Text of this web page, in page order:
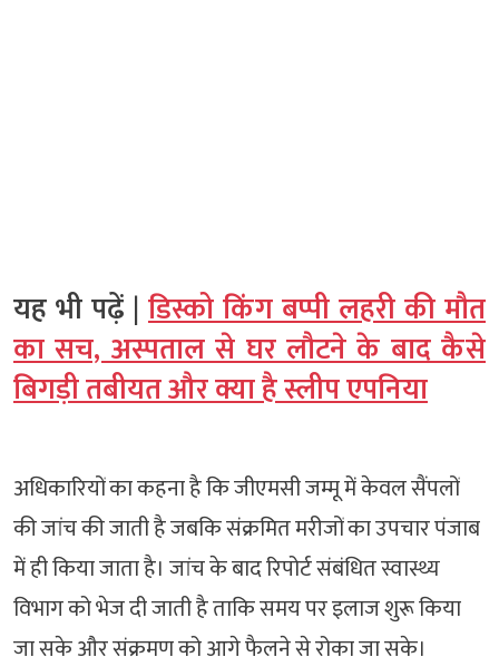
यह भी पढ़ें | डिस्को किंग बप्पी लहरी की मौत
का सच, अस्पताल से घर लौटने के बाद कैसे
बिगड़ी तबीयत और क्या है स्लीप एपनिया
अधिकारियों का कहना है कि जीएमसी जम्मू में केवल सैंपलों
की जांच की जाती है जबकि संक्रमित मरीजों का उपचार पंजाब
में ही किया जाता है। जांच के बाद रिपोर्ट संबंधित स्वास्थ्य
विभाग को भेज दी जाती है ताकि समय पर इलाज शुरू किया
जा सके और संक्रमण को आगे फैलने से रोका जा सके।